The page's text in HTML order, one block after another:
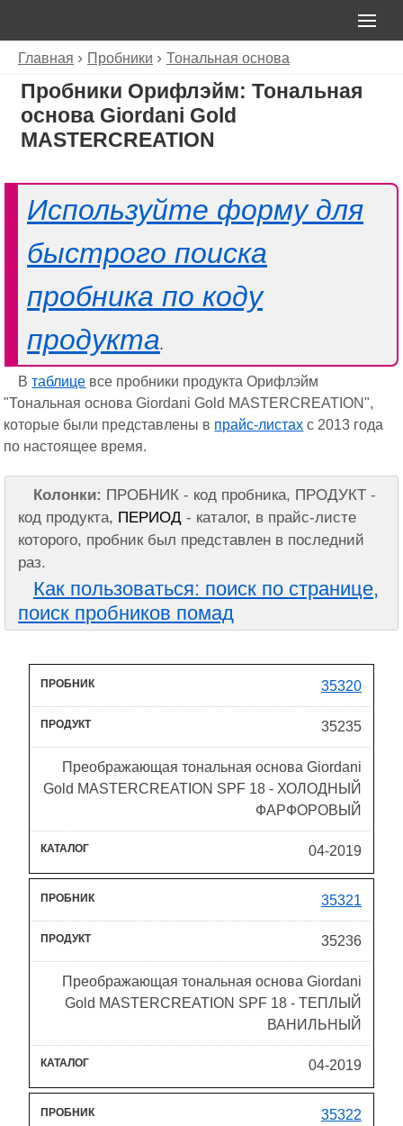
Главная Пробники Тональная основа
Пробники Орифлэйм: Тональная
основа Giordani Gold
MASTERCREATION
Используйте форму для
быстрого поиска
пробника по коду
продукта.
Втаблице все пробники продукта Орифлэйм
"Тональная основа Giordani Gold MASTERCREATION",
которые были представлены в прайс-листах с 2013 года
по настоящее время.
Колонки: ПРОБНИК - код пробника, ПРОДУКТ -
код продукта, ПЕРИОД - каталог, в прайс-листе
которого, пробник был представлен в последний
раз.
Как пользоваться: поиск по странице,
поиск пробников помад
35320
35235
Преображающая тональная основа Giordani
Gold MASTERCREATION SPF 18 - ХОЛОДНЫЙ
ФАРФОРОВЫЙ
04-2019
35321
35236
Преображающая тональная основа Giordani
Gold MASTERCREATION SPF 18 - ТЕПЛЫЙ
ВАНИЛЬНЫЙ
04-2019
35322